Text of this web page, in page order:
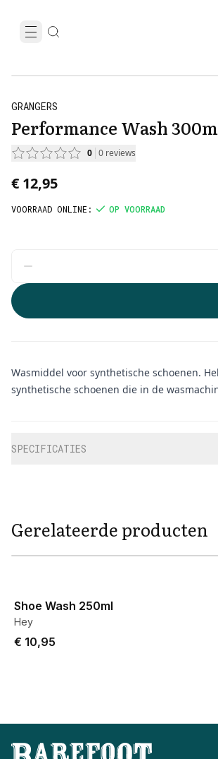
GRANGERS
Performance Wash
0 0 reviews
€ 12,95
VOORRAAD ONLINE : OP VOORRAAD
Wasmiddel voor synthetische schoenen.
synthetische schoenen die in de
SPECIFICATIES
Gerelateerde producten
Shoe Wash 250ml
Hey
€ 10,95